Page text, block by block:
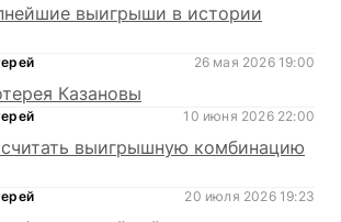
выигрыши в истории
26 мая 2026 19:00
Казановы
10 июня 2026 22:00
выигрышную комбинацию
20 июля 2026 19:23